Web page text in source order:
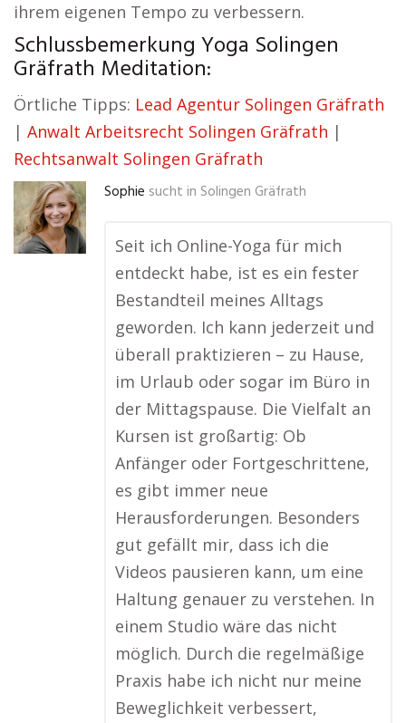
ihrem eigenen Tempo zu verbessern.
Schlussbemerkung Yoga Solingen
Gräfrath Meditation:
Örtliche Tipps: Lead Agentur Solingen Gräfrath
| Anwalt Arbeitsrecht Solingen Gräfrath |
Rechtsanwalt Solingen Gräfrath
Sophie sucht in Solingen Gräfrath
Seit ich Online-Yoga für mich
entdeckt habe, ist es ein fester
Bestandteil meines Alltags
geworden. Ich kann jederzeit und
überall praktizieren – zu Hause,
im Urlaub oder sogar im Büro in
der Mittagspause. Die Vielfalt an
Kursen ist großartig: Ob
Anfänger oder Fortgeschrittene,
es gibt immer neue
Herausforderungen. Besonders
gut gefällt mir, dass ich die
Videos pausieren kann, um eine
Haltung genauer zu verstehen. In
einem Studio wäre das nicht
möglich. Durch die regelmäßige
Praxis habe ich nicht nur meine
Beweglichkeit verbessert,